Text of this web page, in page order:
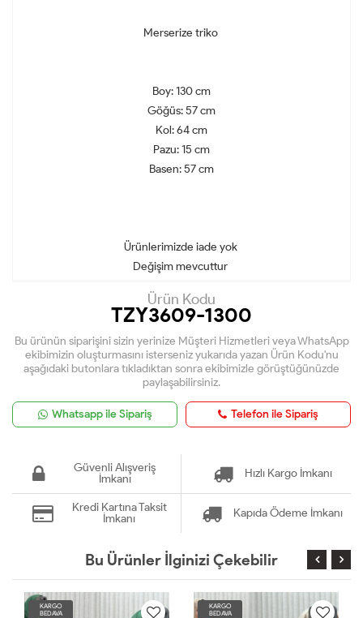
Merserize triko
Boy: 130 cm
Göğüs: 57 cm
Kol: 64 cm
Pazu: 15 cm
Basen: 57 cm
Ürünlerimizde iade yok
Değişim mevcuttur
Ürün Kodu
TZY3609-1300
Bu ürünün siparişini sizin yerinize Müşteri Hizmetleri veya WhatsApp
ekibimizin oluşturmasını isterseniz yukarıda yazan Ürün Kodu'nu
aşağıdaki butonlara tıkladıktan sonra ekibimizle görüştüğünüzde
paylaşabilirsiniz.
Whatsapp ile Sipariş Telefon ile Sipariş
Güvenli Alışveriş
İmkanı
Hızlı Kargo İmkanı
Kredi Kartına Taksit
İmkanı
Kapıda Ödeme İmkanı
Bu Ürünler İlginizi Çekebilir
KARGO
BEDAVA
KARGO
BEDAVA